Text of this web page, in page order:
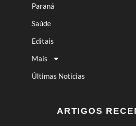
Paraná
Saúde
Editais
Mais
Últimas Notícias
ARTIGOS